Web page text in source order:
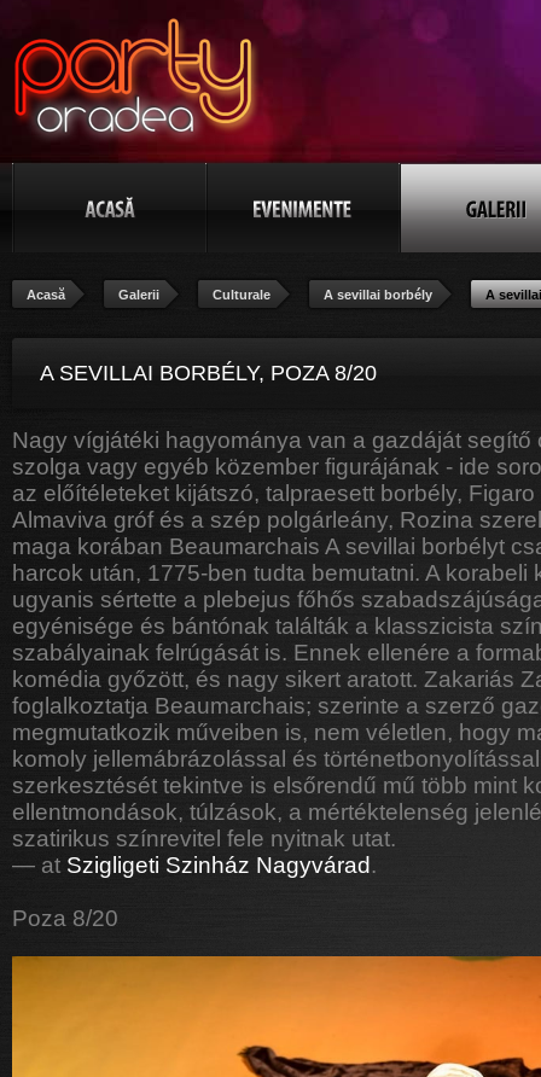
Acasă Galerii Culturale A sevillai borbély A
A SEVILLAI BORBÉLY, POZA 8/20
Nagy vígjátéki hagyománya van a gazdáját segítő
szolga vagy egyéb közember figurájának - ide
az előítéleteket kijátszó, talpraesett borbély, Figaro
Almaviva gróf és a szép polgárleány, Rozina
maga korában Beaumarchais A sevillai borbélyt
harcok után, 1775-ben tudta bemutatni. A korabeli
ugyanis sértette a plebejus főhős
egyénisége és bántónak találták a klasszicista
szabályainak felrúgását is. Ennek ellenére a
komédia győzött, és nagy sikert aratott. Zakariás
foglalkoztatja Beaumarchais; szerinte a szerző
megmutatkozik műveiben is, nem véletlen, hogy
komoly jellemábrázolással és
szerkesztését tekintve is elsőrendű mű több mint
ellentmondások, túlzások, a mértéktelenség
szatirikus színrevitel fele nyitnak utat.
— at Szigligeti Szinház Nagyvárad.
Poza 8/20